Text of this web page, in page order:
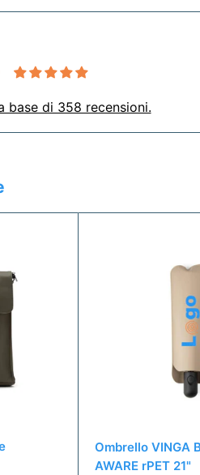
base di 358 recensioni.
Ombrello VINGA
AWARE rPET 21"